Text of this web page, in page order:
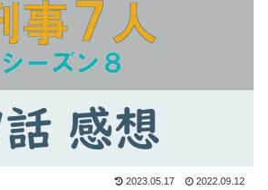
2023.05.17 2022.09.12